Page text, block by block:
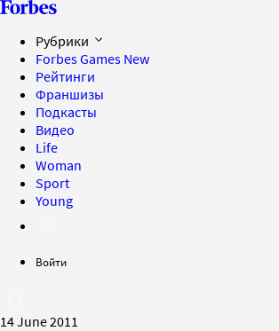
Рубрики
Forbes Games New
Рейтинги
Франшизы
Подкасты
Видео
Life
Woman
Sport
Young
Войти
14 June 2011